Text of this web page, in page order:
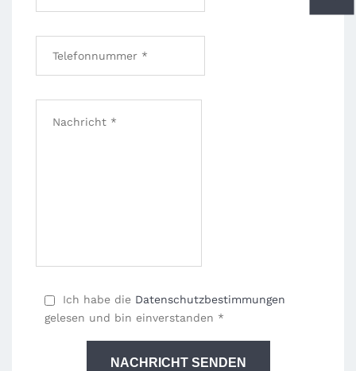
Ich habe die Datenschutzbestimmungen
gelesen und bin einverstanden *
NACHRICHT SENDEN